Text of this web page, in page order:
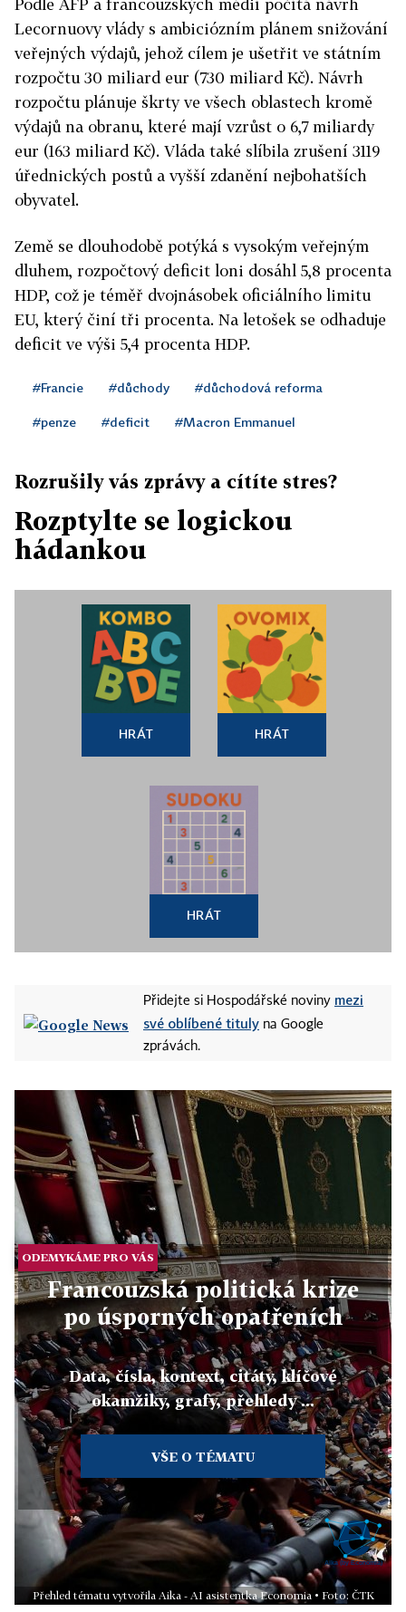
Lecornuovy vlády s ambiciózním plánem snižování
veřejných výdajů, jehož cílem je ušetřit ve státním
rozpočtu 30 miliard eur (730 miliard Kč). Návrh
rozpočtu plánuje škrty ve všech oblastech kromě
výdajů na obranu, které mají vzrůst o 6,7 miliardy
eur (163 miliard Kč). Vláda také slíbila zrušení 3119
úřednických postů a vyšší zdanění nejbohatších
obyvatel.
Země se dlouhodobě potýká s vysokým veřejným
dluhem, rozpočtový deficit loni dosáhl 5,8 procenta
HDP, což je téměř dvojnásobek oficiálního limitu
EU, který činí tři procenta. Na letošek se odhaduje
deficit ve výši 5,4 procenta HDP.
#Francie #důchody #důchodová reforma
#penze #deficit #Macron Emmanuel
Rozrušily vás zprávy a cítíte stres?
Rozptylte se logickou
hádankou
HRÁT HRÁT
HRÁT
Přidejte si Hospodářské noviny mezi
své oblíbené tituly na Google
zprávách.
ODEMYKÁME PRO VÁS
Francouzská politická krize
po úsporných opatřeních
Data, čísla, kontext, citáty, klíčové
okamžiky, grafy, přehledy ...
VŠE O TÉMATU
Přehled tématu vytvořila Aika - AI asistentka Economia • Foto: ČTK